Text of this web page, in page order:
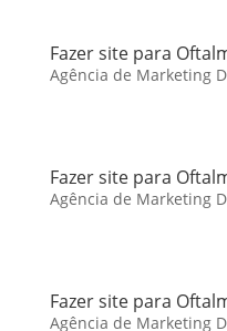
Fazer site para
Agência de Marketing
Fazer site para
Agência de Marketing
Fazer site para
Agência de Marketing